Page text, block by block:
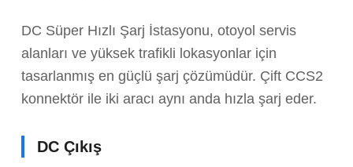
DC Süper Hızlı Şarj İstasyonu, otoyol servis
alanları ve yüksek trafikli lokasyonlar için
tasarlanmış en güçlü şarj çözümüdür. Çift CCS2
konnektör ile iki aracı aynı anda hızla şarj eder.
DC Çıkış